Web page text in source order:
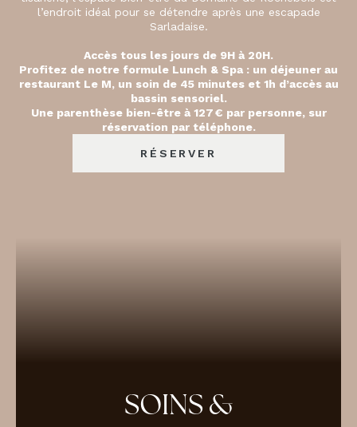
l’endroit idéal pour se détendre après une escapade
Sarladaise.
Accès tous les jours de 9H à 20H.
Profitez de notre formule Lunch & Spa : un déjeuner au
restaurant Le M, un soin de 45 minutes et 1h d’accès au
bassin sensoriel.
Une parenthèse bien-être à 127 € par personne, sur
réservation par téléphone.
RÉSERVER
SOINS &